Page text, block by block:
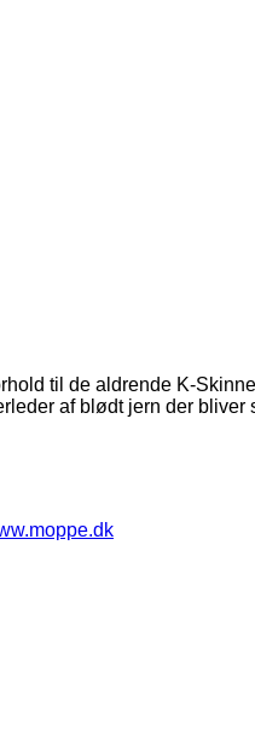
til de aldrende K-
af blødt jern der bliver